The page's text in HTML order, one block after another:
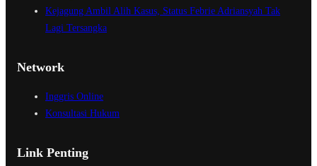
Kejagung Ambil Alih Kasus, Status Febrie Adriansyah Tak
Lagi Tersangka
Network
Inggris Online
Konsultasi Hukum
Link Penting